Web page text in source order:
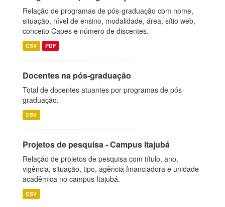
Relação de programas de pós-graduação com nome,
situação, nível de ensino, modalidade, área, sítio web,
conceito Capes e número de discentes.
CSV PDF
Docentes na pós-graduação
Total de docentes atuantes por programas de pós-
graduação.
CSV
Projetos de pesquisa - Campus Itajubá
Relação de projetos de pesquisa com título, ano,
vigência, situação, tipo, agência financiadora e unidade
acadêmica no campus Itajubá.
CSV